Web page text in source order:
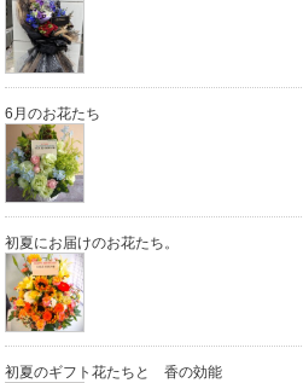
6月のお花たち
初夏にお届けのお花たち。
初夏のギフト花たちと 香の効能